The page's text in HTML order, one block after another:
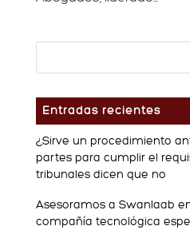
Entradas recientes
¿Sirve un procedimiento
partes para cumplir el
tribunales dicen que no
Asesoramos a Swanlaab
compañía tecnológica